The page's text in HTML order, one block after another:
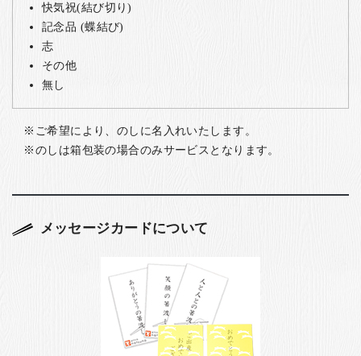
快気祝(結び切り)
記念品 (蝶結び)
志
その他
無し
ご希望により、のしに名入れいたします。
のしは箱包装の場合のみサービスとなります。
メッセージカードについて